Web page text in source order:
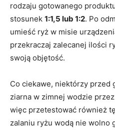
rodzaju gotowanego
stosunek 1:1,5 lub 1:2. Po
umieść ryż w misie
przekraczaj zalecanej ilości
swoją objętość.
Co ciekawe, niektórzy przed
ziarna w zimnej wodzie
więc przetestować również
zalaniu ryżu wodą nie wolno